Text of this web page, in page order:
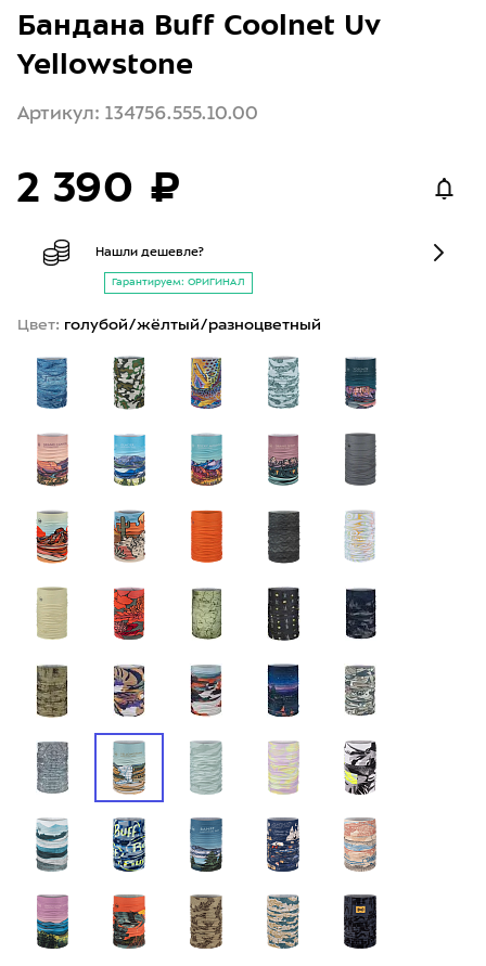
Бандана Buff Coolnet Uv
Yellowstone
Артикул: 134756.555.10.00
2 390 ₽
Нашли дешевле?
Гарантируем: ОРИГИНАЛ
Цвет: голубой/жёлтый/разноцветный